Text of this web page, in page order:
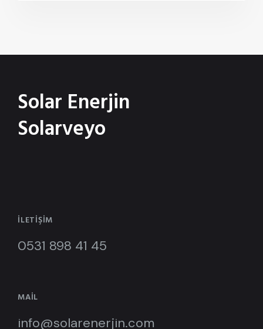
Solar Enerjin
Solarveyo
İLETIŞIM
0531 898 41 45
MAIL
info@solarenerjin.com